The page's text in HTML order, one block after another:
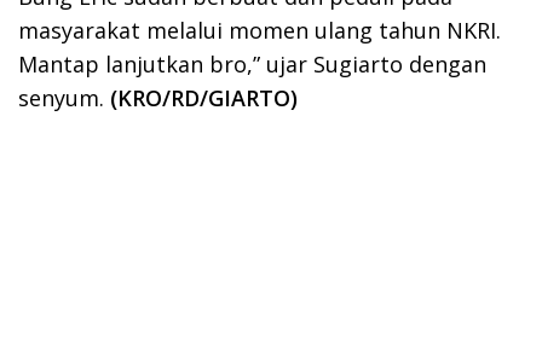
masyarakat melalui momen ulang tahun NKRI.
Mantap lanjutkan bro,” ujar Sugiarto dengan
senyum. (KRO/RD/GIARTO)